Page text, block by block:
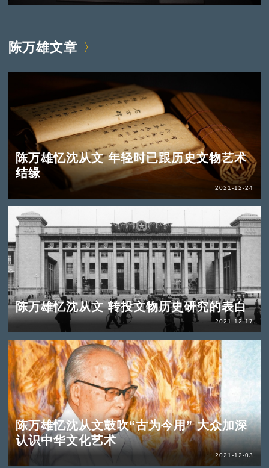
陈万雄文章
陈万雄忆沈从文 年轻时已跟历史文物艺术
结缘
2021-12-24
陈万雄忆沈从文 转投文物历史研究的表白
2021-12-17
陈万雄忆沈从文鼓吹“古为今用” 大众加深
认识中华文化艺术
2021-12-03